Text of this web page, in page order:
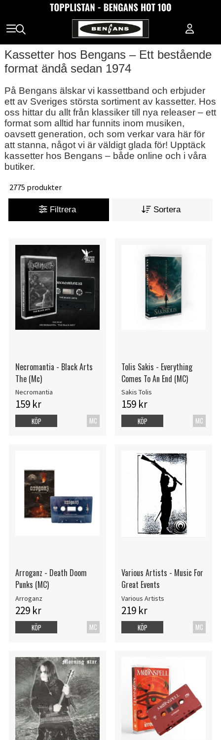
Kassetter hos Bengans – Ett bestående
format ändå sedan 1974
På Bengans älskar vi kassettband och erbjuder
ett av Sveriges största sortiment av kassetter. Hos
oss hittar du allt från klassiker till nya releaser – ett
format som alltid har funnits inom musiken,
oavsett generation, och som verkar vara här för
att stanna, något vi är väldigt glada för! Upptäck
kassetter hos Bengans – både online och i våra
butiker.
2775 produkter
Filtrera Sortera
Necromantia - Black Arts
The (Mc)
Necromantia
159 kr
MC
KÖP
Tolis Sakis - Everything
Comes To An End (MC)
Sakis Tolis
159 kr
MC
KÖP
Arroganz - Death Doom
Punks (MC)
Arroganz
229 kr
MC
KÖP
Various Artists - Music For
Great Events
Various Artists
219 kr
MC
KÖP